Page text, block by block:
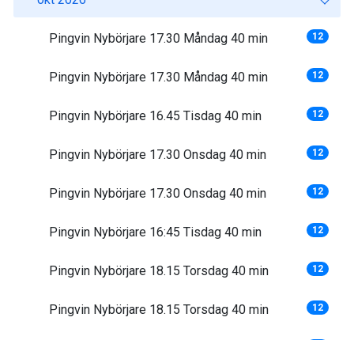
Pingvin Nybörjare 17.30 Måndag 40 min 12
Pingvin Nybörjare 17.30 Måndag 40 min 12
Pingvin Nybörjare 16.45 Tisdag 40 min 12
Pingvin Nybörjare 17.30 Onsdag 40 min 12
Pingvin Nybörjare 17.30 Onsdag 40 min 12
Pingvin Nybörjare 16:45 Tisdag 40 min 12
Pingvin Nybörjare 18.15 Torsdag 40 min 12
Pingvin Nybörjare 18.15 Torsdag 40 min 12